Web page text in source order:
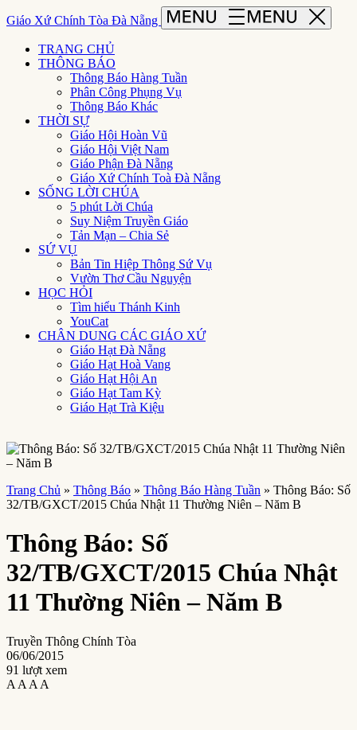
Giáo Xứ Chính Tòa Đà Nẵng
TRANG CHỦ
THÔNG BÁO
Thông Báo Hàng Tuần
Phân Công Phụng Vụ
Thông Báo Khác
THỜI SỰ
Giáo Hội Hoàn Vũ
Giáo Hội Việt Nam
Giáo Phận Đà Nẵng
Giáo Xứ Chính Toà Đà Nẵng
SỐNG LỜI CHÚA
5 phút Lời Chúa
Suy Niệm Truyền Giáo
Tản Mạn – Chia Sẻ
SỨ VỤ
Bản Tin Hiệp Thông Sứ Vụ
Vườn Thơ Cầu Nguyện
HỌC HỎI
Tìm hiểu Thánh Kinh
YouCat
CHÂN DUNG CÁC GIÁO XỨ
Giáo Hạt Đà Nẵng
Giáo Hạt Hoà Vang
Giáo Hạt Hội An
Giáo Hạt Tam Kỳ
Giáo Hạt Trà Kiệu
Trang Chủ » Thông Báo » Thông Báo Hàng Tuần » Thông Báo: Số
32/TB/GXCT/2015 Chúa Nhật 11 Thường Niên – Năm B
Thông Báo: Số
32/TB/GXCT/2015 Chúa Nhật
11 Thường Niên – Năm B
Truyền Thông Chính Tòa
06/06/2015
91 lượt xem
A A A A